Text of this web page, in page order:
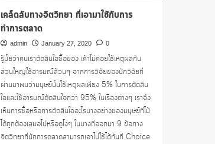
บุคคล
ดิจิทัล
Personal
Loan)
เคล็ดลับทางจิตวิทยา ที่เอามาใช้กับการ
ทำการตลาด
admin January 27, 2020 0
รู้มั้ยว่าคนเราตัดสินใจซื้อของ เค้าไม่ค่อยใช้เหตุผลกัน
ส่วนใหญ่ใช้อารมณ์ล้วนๆ จากการวิจัยของนักวิจัยที่
ผ่านมาพบว่ามนุษย์นั้นใช้เหตุผลเพียง 5% ในการตัดสิน
ใจและใช้อารมณ์ตัดสินใจกว่า 95% ในเรื่องต่างๆ เราจึง
เห็นการซื้อหรือการตัดสินใจอะไรบางอย่างของมนุษย์ที่ไม้
ได้ถูกต้องเสมอไปหรือดูโง่ๆ ในบางทีออกมา 9 ข้อทาง
จิตวิทยาที่นักการตลาดสามารถเอาไปใช้ได้ทันที Choice